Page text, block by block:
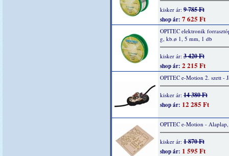
kisker ár: 9 785 Ft
shop ár: 7 625 Ft
OPITEC elektronik
g, kb.ø 1, 5 mm, 1 db
kisker ár: 3 420 Ft
shop ár: 2 215 Ft
OPITEC e-Motion 2. szett -
kisker ár: 14 380 Ft
shop ár: 12 285 Ft
OPITEC e-Motion -
kisker ár: 1 870 Ft
shop ár: 1 595 Ft